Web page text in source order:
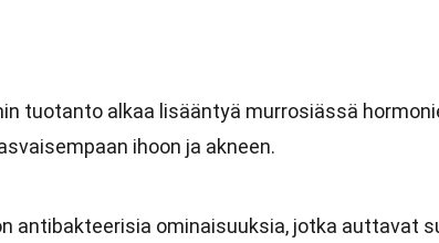
tuotanto alkaa lisääntyä murrosiässä
ihoon ja akneen.
antibakteerisia ominaisuuksia, jotka auttavat